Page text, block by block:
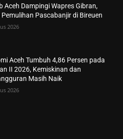
Aceh Dampingi Wapres Gibran,
Pemulihan Pascabanjir di Bireuen
2026
Aceh Tumbuh 4,86 Persen pada
II 2026, Kemiskinan dan
Masih Naik
2026